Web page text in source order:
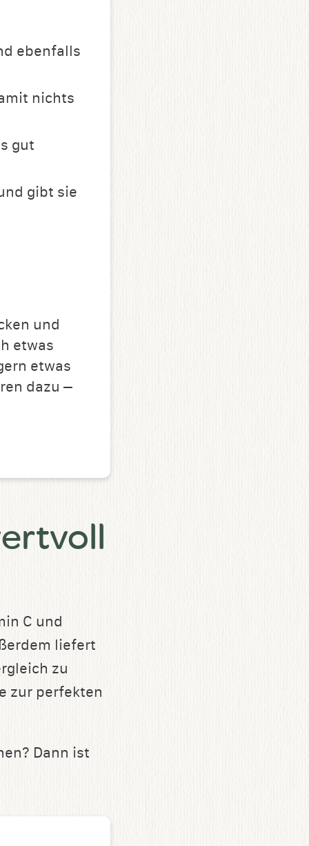
ebenfalls
nichts
gut
gibt sie
und
etwas
etwas
dazu –
C und
liefert
zu
zur perfekten
Dann ist